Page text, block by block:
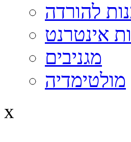
להורדה
אינטרנט
מגניבים
מולטימדיה
x